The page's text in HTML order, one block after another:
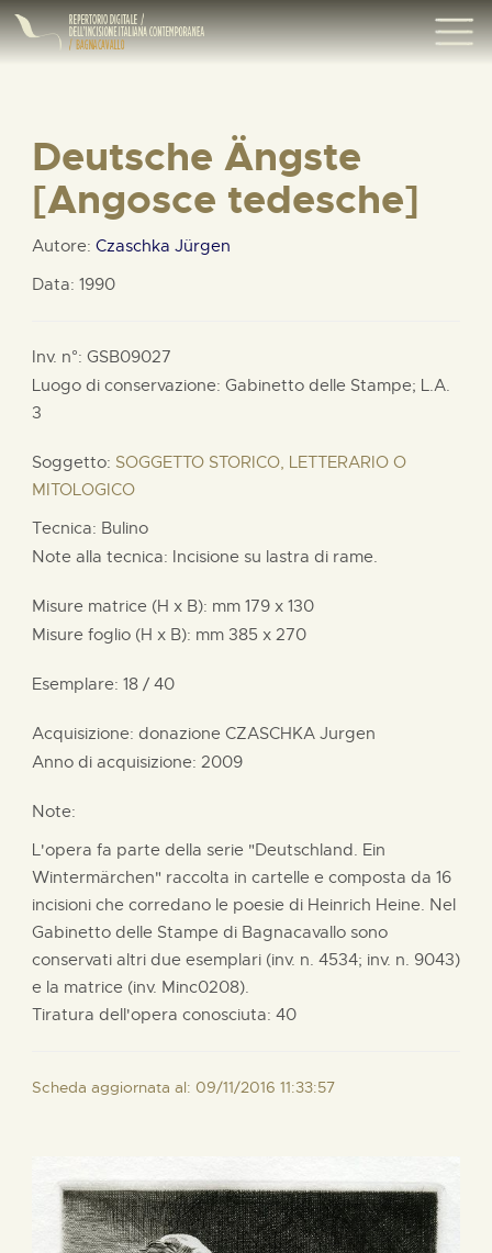
Deutsche Ängste
[Angosce tedesche]
Autore: Czaschka Jürgen
Data: 1990
Inv. n°: GSB09027
Luogo di conservazione: Gabinetto delle Stampe; L.A.
3
Soggetto: SOGGETTO STORICO, LETTERARIO O
MITOLOGICO
Tecnica: Bulino
Note alla tecnica: Incisione su lastra di rame.
Misure matrice (H x B): mm 179 x 130
Misure foglio (H x B): mm 385 x 270
Esemplare: 18 / 40
Acquisizione: donazione CZASCHKA Jurgen
Anno di acquisizione: 2009
Note:
L'opera fa parte della serie "Deutschland. Ein
Wintermärchen" raccolta in cartelle e composta da 16
incisioni che corredano le poesie di Heinrich Heine. Nel
Gabinetto delle Stampe di Bagnacavallo sono
conservati altri due esemplari (inv. n. 4534; inv. n. 9043)
e la matrice (inv. Minc0208).
Tiratura dell'opera conosciuta: 40
Scheda aggiornata al: 09/11/2016 11:33:57